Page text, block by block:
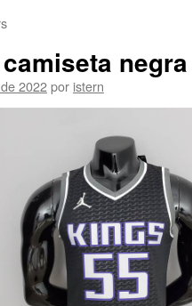
negra
2022por istern